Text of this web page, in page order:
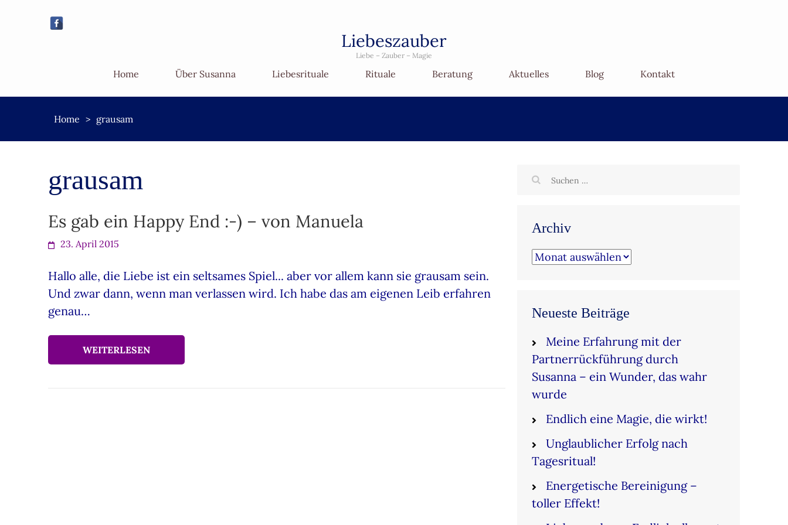
Liebeszauber
Liebe – Zauber – Magie
Home Über Susanna Liebesrituale Rituale Beratung Aktuelles Blog Kontakt
Home > grausam
grausam
Es gab ein Happy End :-) – von Manuela
23. April 2015
Hallo alle, die Liebe ist ein seltsames Spiel... aber vor allem kann sie grausam sein.
Und zwar dann, wenn man verlassen wird. Ich habe das am eigenen Leib erfahren
genau…
WEITERLESEN
Suchen
Archiv
Archiv
Neueste Beiträge
Meine Erfahrung mit der
Partnerrückführung durch
Susanna – ein Wunder, das wahr
wurde
Endlich eine Magie, die wirkt!
Unglaublicher Erfolg nach
Tagesritual!
Energetische Bereinigung –
toller Effekt!